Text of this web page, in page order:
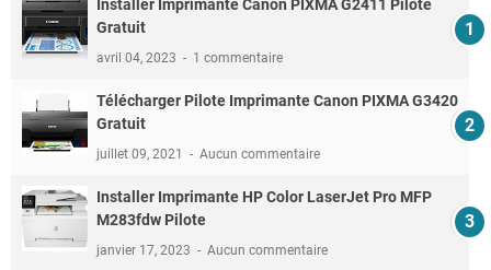
Installer Imprimante Canon PIXMA G2411 Pilote
Gratuit
avril 04, 2023 1 commentaire
Télécharger Pilote Imprimante Canon PIXMA G3420
Gratuit
juillet 09, 2021 Aucun commentaire
Installer Imprimante HP Color LaserJet Pro MFP
M283fdw Pilote
janvier 17, 2023 Aucun commentaire